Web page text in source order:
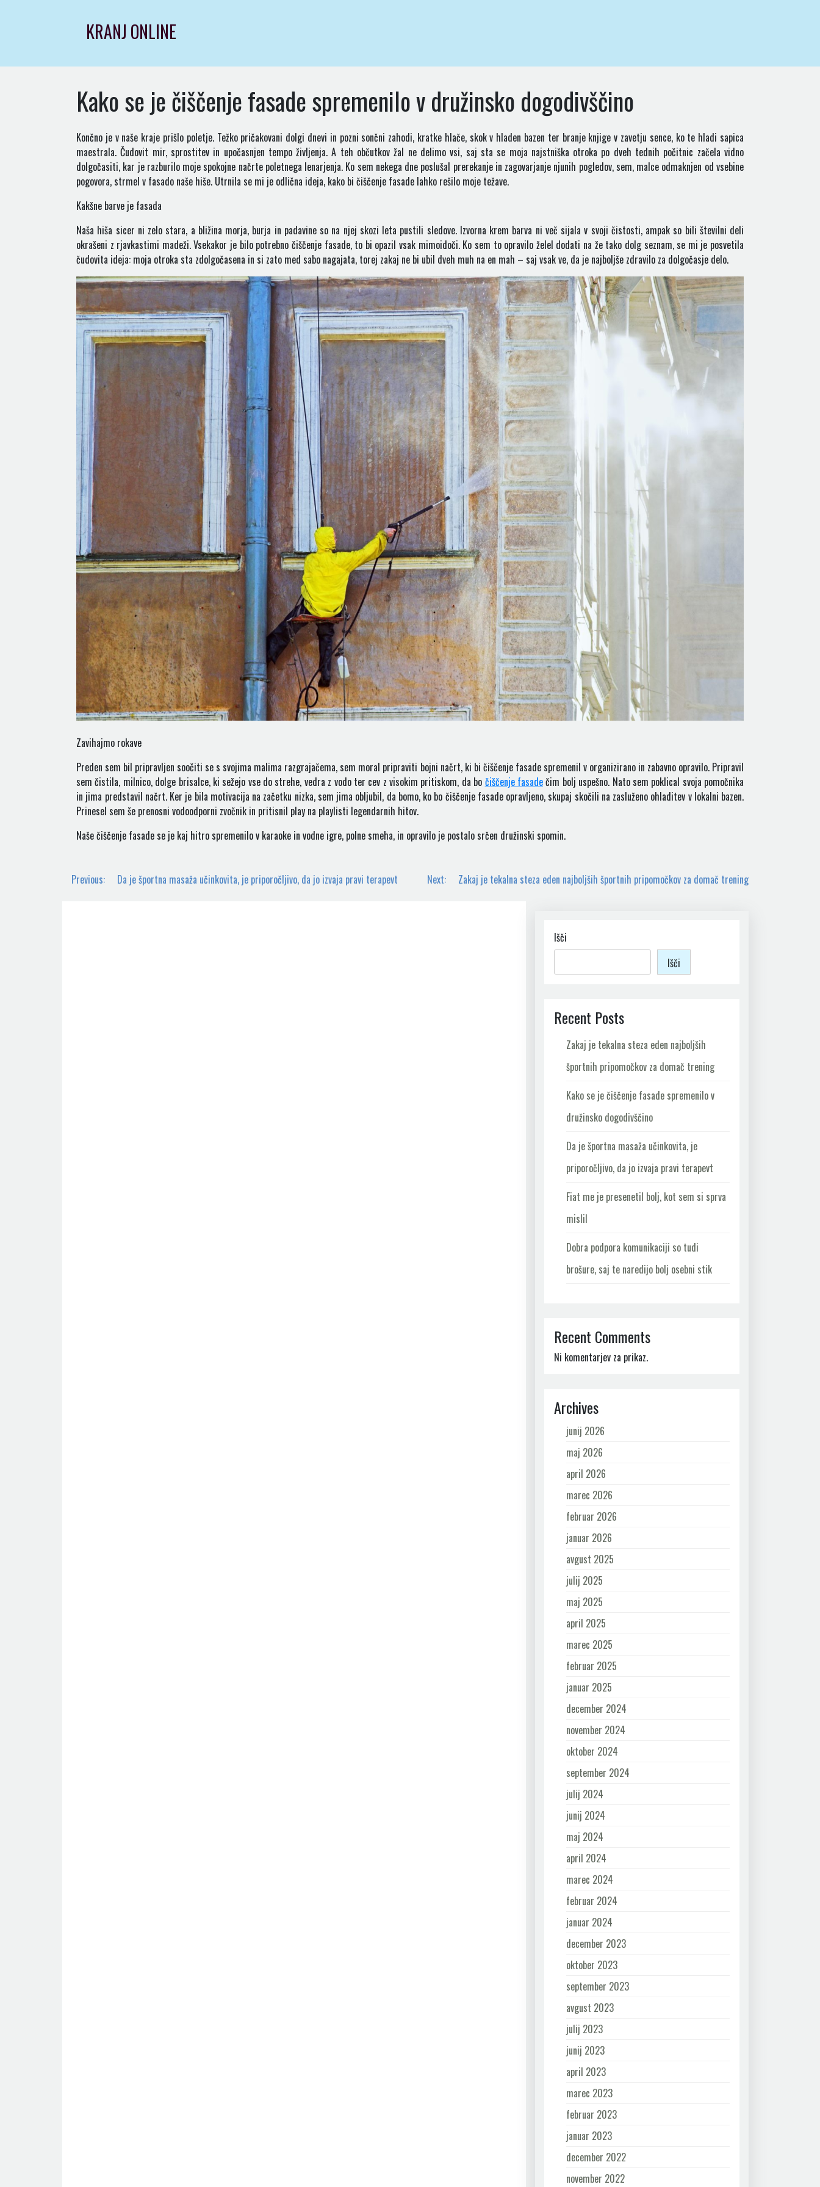
KRANJ ONLINE
Kako se je čiščenje fasade spremenilo v družinsko dogodivščino
Končno je v naše kraje prišlo poletje. Težko pričakovani dolgi dnevi in pozni sončni zahodi, kratke hlače, skok v hladen bazen ter branje knjige v zavetju sence, ko te hladi sapica
maestrala. Čudovit mir, sprostitev in upočasnjen tempo življenja. A teh občutkov žal ne delimo vsi, saj sta se moja najstniška otroka po dveh tednih počitnic začela vidno
dolgočasiti, kar je razburilo moje spokojne načrte poletnega lenarjenja. Ko sem nekega dne poslušal prerekanje in zagovarjanje njunih pogledov, sem, malce odmaknjen od vsebine
pogovora, strmel v fasado naše hiše. Utrnila se mi je odlična ideja, kako bi čiščenje fasade lahko rešilo moje težave.
Kakšne barve je fasada
Naša hiša sicer ni zelo stara, a bližina morja, burja in padavine so na njej skozi leta pustili sledove. Izvorna krem barva ni več sijala v svoji čistosti, ampak so bili številni deli
okrašeni z rjavkastimi madeži. Vsekakor je bilo potrebno čiščenje fasade, to bi opazil vsak mimoidoči. Ko sem to opravilo želel dodati na že tako dolg seznam, se mi je posvetila
čudovita ideja: moja otroka sta zdolgočasena in si zato med sabo nagajata, torej zakaj ne bi ubil dveh muh na en mah – saj vsak ve, da je najboljše zdravilo za dolgočasje delo.
Zavihajmo rokave
Preden sem bil pripravljen soočiti se s svojima malima razgrajačema, sem moral pripraviti bojni načrt, ki bi čiščenje fasade spremenil v organizirano in zabavno opravilo. Pripravil
sem čistila, milnico, dolge brisalce, ki sežejo vse do strehe, vedra z vodo ter cev z visokim pritiskom, da bo čiščenje fasadečim bolj uspešno. Nato sem poklical svoja pomočnika
in jima predstavil načrt. Ker je bila motivacija na začetku nizka, sem jima obljubil, da bomo, ko bo čiščenje fasade opravljeno, skupaj skočili na zasluženo ohladitev v lokalni bazen.
Prinesel sem še prenosni vodoodporni zvočnik in pritisnil play na playlisti legendarnih hitov.
Naše čiščenje fasade se je kaj hitro spremenilo v karaoke in vodne igre, polne smeha, in opravilo je postalo srčen družinski spomin.
Navigacija
Previous: Da je športna masaža učinkovita, je priporočljivo, da jo izvaja pravi terapevt Next: Zakaj je tekalna steza eden najboljših športnih pripomočkov za domač trening
Išči
Išči
Recent Posts
Zakaj je tekalna steza eden najboljših
športnih pripomočkov za domač trening
Kako se je čiščenje fasade spremenilo v
družinsko dogodivščino
Da je športna masaža učinkovita, je
priporočljivo, da jo izvaja pravi terapevt
Fiat me je presenetil bolj, kot sem si sprva
mislil
Dobra podpora komunikaciji so tudi
brošure, saj te naredijo bolj osebni stik
Recent Comments
Ni komentarjev za prikaz.
Archives
junij 2026
maj 2026
april 2026
marec 2026
februar 2026
januar 2026
avgust 2025
julij 2025
maj 2025
april 2025
marec 2025
februar 2025
januar 2025
december 2024
november 2024
oktober 2024
september 2024
julij 2024
junij 2024
maj 2024
april 2024
marec 2024
februar 2024
januar 2024
december 2023
oktober 2023
september 2023
avgust 2023
julij 2023
junij 2023
april 2023
marec 2023
februar 2023
januar 2023
december 2022
november 2022